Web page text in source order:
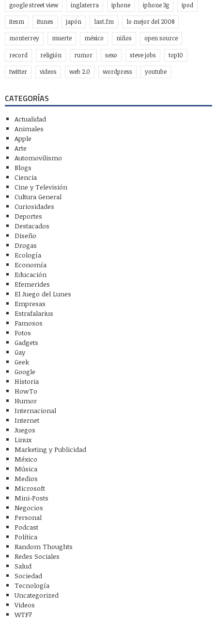
google street view inglaterra iphone iphone 3g ipod
itesm itunes japón last.fm lo mejor del 2008
monterrey muerte méxico niños open source
record religión rumor sexo steve jobs top10
twitter videos web 2.0 wordpress youtube
CATEGORÍAS
Actualidad
Animales
Apple
Arte
Automovilismo
Blogs
Ciencia
Cine y Televisión
Cultura General
Curiosidades
Deportes
Destacados
Diseño
Drogas
Ecología
Economía
Educación
Efemerides
El Juego del Lunes
Empresas
Estrafalarius
Famosos
Fotos
Gadgets
Gay
Geek
Google
Historia
HowTo
Humor
Internacional
Internet
Juegos
Linux
Marketing y Publicidad
México
Música
Medios
Microsoft
Mini-Posts
Negocios
Personal
Podcast
Política
Random Thoughts
Redes Sociales
Salud
Sociedad
Tecnología
Uncategorized
Videos
WTF?